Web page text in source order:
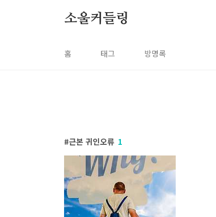
소울커들링
홈 태그 방명록
근본 귀인오류 1